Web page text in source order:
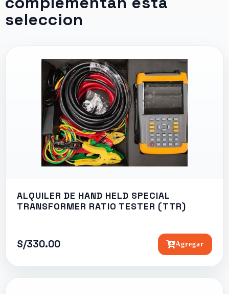
seleccion
ALQUILER DE HAND HELD SPECIAL
TRANSFORMER RATIO TESTER (TTR)
S/330.00 Agregar